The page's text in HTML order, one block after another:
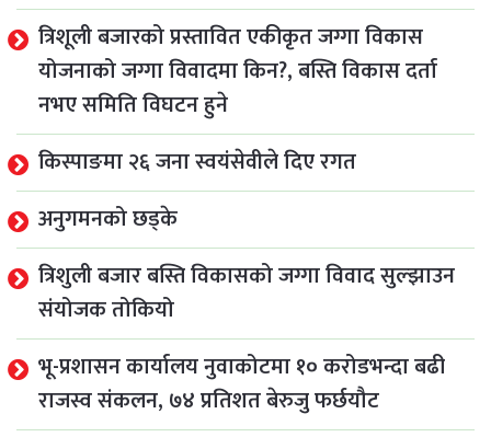
त्रिशूली बजारको प्रस्तावित एकीकृत जग्गा विकास
योजनाको जग्गा विवादमा किन?, बस्ति विकास दर्ता
नभए समिति विघटन हुने
किस्पाङमा २६ जना स्वयंसेवीले दिए रगत
अनुगमनको छड्के
त्रिशुली बजार बस्ति विकासको जग्गा विवाद सुल्झाउन
संयोजक तोकियो
भू-प्रशासन कार्यालय नुवाकोटमा १० करोडभन्दा बढी
राजस्व संकलन, ७४ प्रतिशत बेरुजु फर्छयौट